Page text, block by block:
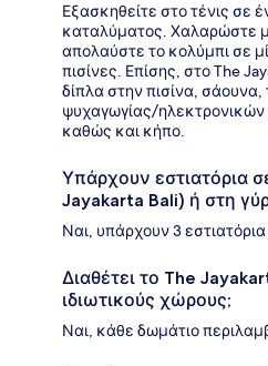
Εξασκηθείτε στο τένις σε
καταλύματος. Χαλαρώστε
απολαύστε το κολύμπι σε
πισίνες. Επίσης, στο The
δίπλα στην πισίνα,
ψυχαγωγίας/ηλεκτρονικών
καθώς και κήπο.
Υπάρχουν εστιατόρια
Jayakarta Bali) ή στη
Ναι, υπάρχουν 3
Διαθέτει το The
ιδιωτικούς χώρους;
Ναι, κάθε δωμάτιο